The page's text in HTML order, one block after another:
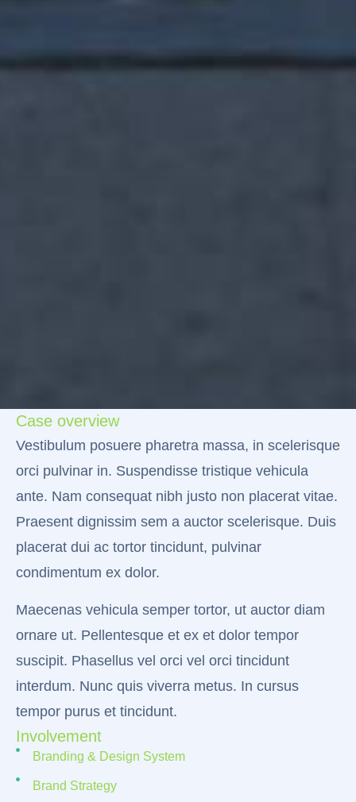
Case overview
Vestibulum posuere pharetra massa, in scelerisque
orci pulvinar in. Suspendisse tristique vehicula
ante. Nam consequat nibh justo non placerat vitae.
Praesent dignissim sem a auctor scelerisque. Duis
placerat dui ac tortor tincidunt, pulvinar
condimentum ex dolor.
Maecenas vehicula semper tortor, ut auctor diam
ornare ut. Pellentesque et ex et dolor tempor
suscipit. Phasellus vel orci vel orci tincidunt
interdum. Nunc quis viverra metus. In cursus
tempor purus et tincidunt.
Involvement
Branding & Design System
Brand Strategy